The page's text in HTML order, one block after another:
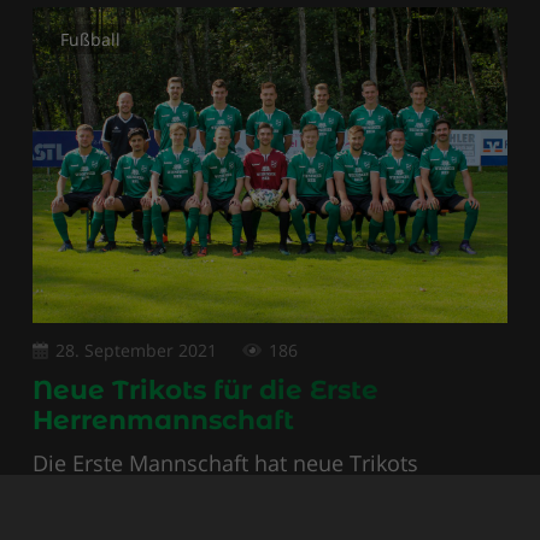
Fußball
28. September 2021 186
Neue Trikots für die Erste
Herrenmannschaft
Die Erste Mannschaft hat neue Trikots